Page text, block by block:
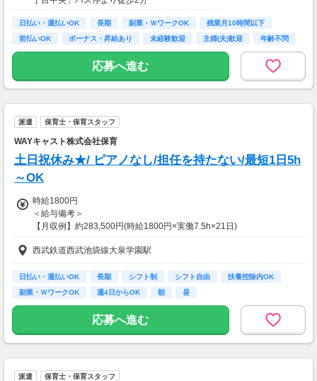
日払い・週払いOK 長期 副業・ＷワークOK
残業月10時間以下
前払いOK
ボーナス・昇給あり 未経験歓迎 主婦(夫)歓迎 年齢不問
応募へ進む
派遣 保育士・保育スタッフ
WAYキャスト株式会社保育
土日祝休み★/ ピアノなし/担任を持たない/最短1日5h
～OK
時給1800円
＜給与備考＞
【月収例】約283,500円(時給1800円×実働7.5h×21日)
※月収例は一例であり保証するものではありません。
【給与備考】
◆日払い・週払いOK！
※シフト・勤務時間・業務内容により時給の変動あり
※紹介先の保育園によって時給が異なる場合がございます。
全額支給
西武鉄道西武池袋線大泉学園駅
日払い・週払いOK 長期 シフト制 シフト自由
扶養控除内OK
副業・ＷワークOK
週4日からOK 朝 昼
応募へ進む
派遣 保育士・保育スタッフ